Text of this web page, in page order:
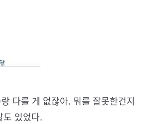
다를 게 없잖아. 뭐를 잘못한건지
있었다.